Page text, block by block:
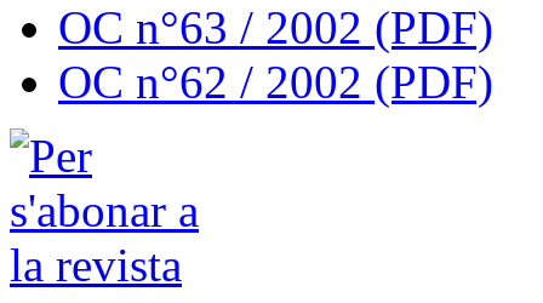
OC n°63 / 2002 (PDF)
OC n°62 / 2002 (PDF)